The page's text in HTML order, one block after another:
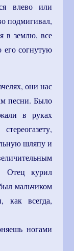
влево или
подмигивал,
в землю, все
его согнутую
они нас
песни. Было
в руках
шляпу и
Отец курил
мальчиком
как всегда,
ногами